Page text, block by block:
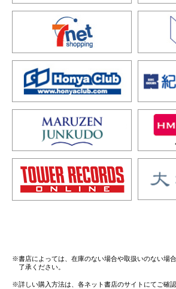
※書店によっては、在庫のない場合や取扱いのない場
了承ください。
※詳しい購入方法は、各ネット書店のサイトにてご確認